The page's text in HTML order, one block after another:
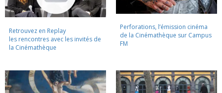
Retrouvez en Replay
les rencontres avec les invités de
la Cinémathèque
Perforations, l’émission cinéma
de la Cinémathèque sur Campus
FM